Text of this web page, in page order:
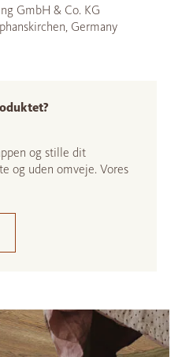
GmbH & Co. KG
Germany
og stille dit
og uden omveje. Vores